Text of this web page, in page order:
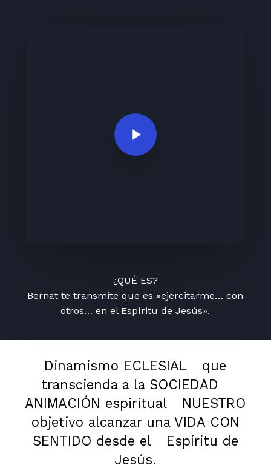
Play Video
¿QUÉ ES?
Bernat te transmite que es «ejercitarme… con
otros… en el Espíritu de Jesús».
Dinamismo ECLESIAL
que
transcienda a la SOCIEDAD
ANIMACIÓN espiritual
NUESTRO
objetivo alcanzar una VIDA CON
SENTIDO desde el
Espíritu de
Jesús.